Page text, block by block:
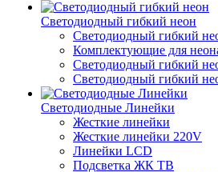
Светодиодный гибкий неон
Светодиодный гибкий
Комплектующие для
Светодиодный гибкий
Светодиодный гибкий
Светодиодные Линейки
Жесткие линейки
Жесткие линейки 220V
Линейки LCD
Подсветка ЖК ТВ